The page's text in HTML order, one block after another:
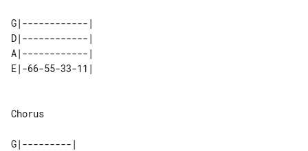
G|------------|
A|------------|
E|-66-55-33-11|
Chorus
G|---------|